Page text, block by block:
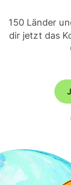
150 Länder
dir jetzt das